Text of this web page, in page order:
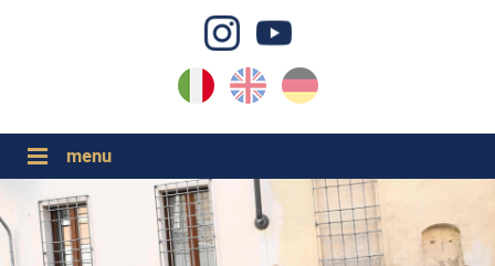
DE
EN
IT
GP NUVOLARI 2026
1954-2025